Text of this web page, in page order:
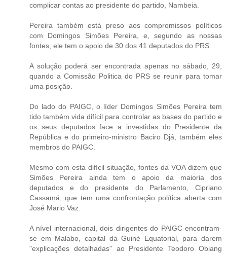
complicar contas ao presidente do partido, Nambeia.
Pereira também está preso aos compromissos políticos
com Domingos Simões Pereira, e, segundo as nossas
fontes, ele tem o apoio de 30 dos 41 deputados do PRS.
A solução poderá ser encontrada apenas no sábado, 29,
quando a Comissão Politica do PRS se reunir para tomar
uma posição.
Do lado do PAIGC, o líder Domingos Simões Pereira tem
tido também vida difícil para controlar as bases do partido e
os seus deputados face a investidas do Presidente da
República e do primeiro-ministro Baciro Djá, também eles
membros do PAIGC.
Mesmo com esta difícil situação, fontes da VOA dizem que
Simões Pereira ainda tem o apoio da maioria dos
deputados e do presidente do Parlamento, Cipriano
Cassamá, que tem uma confrontação política aberta com
José Mario Vaz.
A nível internacional, dois dirigentes do PAIGC encontram-
se em Malabo, capital da Guiné Equatorial, para darem
"explicações detalhadas" ao Presidente Teodoro Obiang